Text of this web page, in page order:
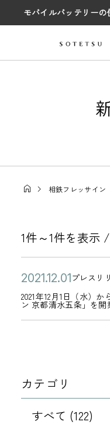
モバイルバッテリー
相鉄フレッサイン
1件～1件を表示 /
2021年12月1日（水）
ン 京都清水五条」を開
公
開
日
2
0
2
2
月
カ
テ
ゴ
プレスリ
2
0
2
2
月
カテゴリ
すべて (122)